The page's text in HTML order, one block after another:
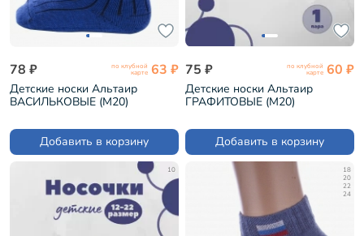
78 ₽ по клубной
карте 63 ₽
Детские носки Альтаир
ВАСИЛЬКОВЫЕ (М20)
Добавить в корзину
75 ₽ по клубной
карте 60 ₽
Детские носки Альтаир
ГРАФИТОВЫЕ (М20)
Добавить в корзину
10
18
20
22
24